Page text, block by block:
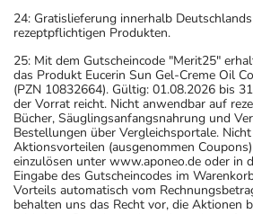
24: Gratislieferung innerhalb
rezeptpflichtigen Produkten.
25: Mit dem Gutscheincode "Merit25"
das Produkt Eucerin Sun Gel-Creme Oil
(PZN 10832664). Gültig: 01.08.2026 bis
der Vorrat reicht. Nicht anwendbar auf
Bücher, Säuglingsanfangsnahrung und
Bestellungen über Vergleichsportale.
Aktionsvorteilen (ausgenommen
einzulösen unter www.aponeo.de oder in
Eingabe des Gutscheincodes im
Vorteils automatisch vom
behalten uns das Recht vor, die Aktionen